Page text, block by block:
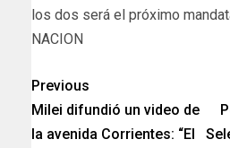
los dos será el próximo
NACION
Previous
Milei difundió un video de
la avenida Corrientes: “El